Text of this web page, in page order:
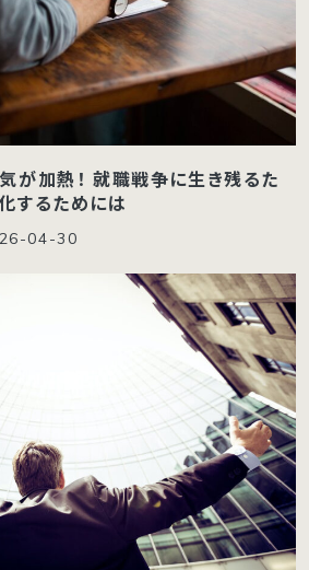
が加熱！ 就職戦争に生き残るた
するためには
04-30